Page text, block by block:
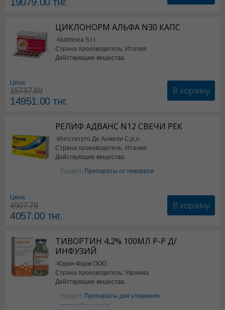
ЦИКЛОНОРМ АЛЬФА N30 КАПС
-Nutrilinea S.r.l
Страна производитель: Италия
Действующие вещества:
Цена
15737.89
14951.00тнг.
В корзину
РЕЛИФ АДВАНС N12 СВЕЧИ РЕК
-Интституто Де Анжели С,р,л
Страна производитель: Италия
Действующие вещества:
Бензокаин
Раздел: Препараты от геморроя
Цена
4507.78
4057.00тнг.
В корзину
ТИВОРТИН 4,2% 100МЛ Р-Р Д/
ИНФУЗИЙ
-Юрия-Фарм ООО
Страна производитель: Украина
Действующие вещества:
Аргинин
Раздел: Препараты для улчшения
кровообращения